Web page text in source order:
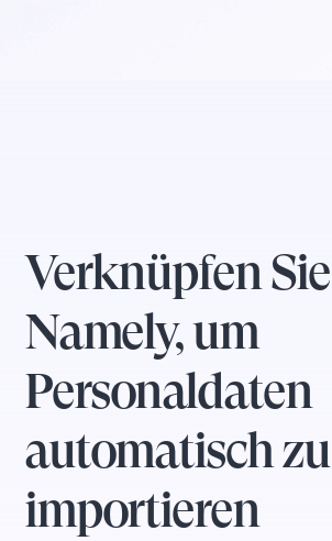
Verknüpfen Sie
Namely, um
Personaldaten
automatisch zu
importieren